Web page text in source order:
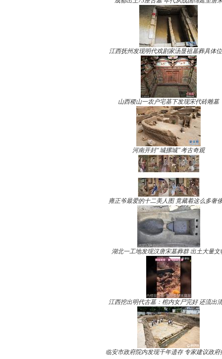
江西抚州发现明代戏剧家汤显祖墓葬具体
山西稷山一农户宅基下发现宋代砖雕墓
河南开封“城摞城”考古奇观
雍正爷最爱的十二美人图 竟藏着这么多奢
湖北一工地发现汉唐宋墓葬群 出土大量文
江西挖出明代古墓：棺内女尸完好 还流出
临安市政府院内发现千年遗存 专家建议政府